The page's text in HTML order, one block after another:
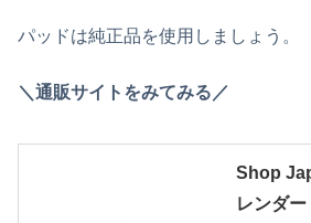
パッドは純正品を使用しましょう。
＼通販サイトをみてみる／
Shop
レンダ